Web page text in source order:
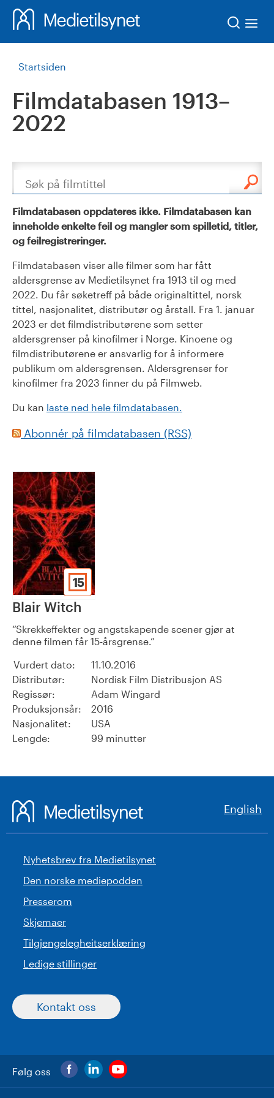
Startsiden
Filmdatabasen 1913–
2022
Søk
Filmdatabasen oppdateres ikke. Filmdatabasen kan
inneholde enkelte feil og mangler som spilletid, titler,
og feilregistreringer.
Filmdatabasen viser alle filmer som har fått
aldersgrense av Medietilsynet fra 1913 til og med
2022. Du får søketreff på både originaltittel, norsk
tittel, nasjonalitet, distributør og årstall. Fra 1. januar
2023 er det filmdistributørene som setter
aldersgrenser på kinofilmer i Norge. Kinoene og
filmdistributørene er ansvarlig for å informere
publikum om aldersgrensen. Aldersgrenser for
kinofilmer fra 2023 finner du på Filmweb.
Du kan laste ned hele filmdatabasen.
Abonnér på filmdatabasen (RSS)
15
Blair Witch
Skrekkeffekter og angstskapende scener gjør at
denne filmen får 15-årsgrense.
Vurdert dato:
11.10.2016
Distributør:
Nordisk Film Distribusjon AS
Regissør:
Adam Wingard
Produksjonsår:
2016
Nasjonalitet:
USA
Lengde:
99 minutter
English
Nyhetsbrev fra Medietilsynet
Den norske mediepodden
Presserom
Skjemaer
Tilgjengelegheitserklæring
Ledige stillinger
Kontakt oss
Følg oss